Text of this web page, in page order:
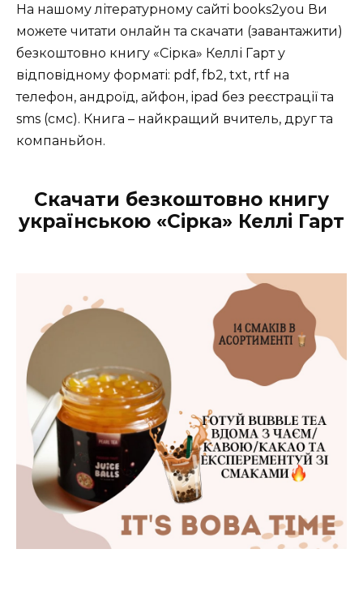
На нашому літературному сайті books2you Ви
можете читати онлайн та скачати (завантажити)
безкоштовно книгу «Сірка» Келлі Гарт у
відповідному форматі: pdf, fb2, txt, rtf на
телефон, андроїд, айфон, ipad без реєстрації та
sms (смс). Книга – найкращий вчитель, друг та
компаньйон.
Скачати безкоштовно книгу
українською «Сірка» Келлі Гарт